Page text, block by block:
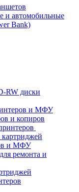
и автомобильные
Bank)
RW диски
и МФУ
и копиров
и МФУ
ремонта и